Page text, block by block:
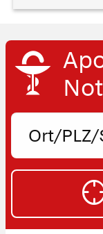
Ort,
oder
Straße